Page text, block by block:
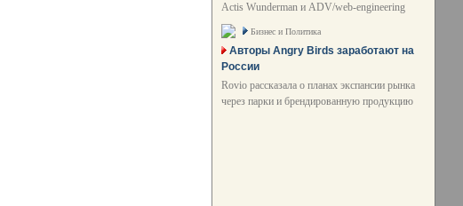
Actis Wunderman и ADV/web-engineering
Бизнес и Политика
Авторы Angry Birds заработают на
России
Rovio рассказала о планах экспансии рынка
через парки и брендированную продукцию